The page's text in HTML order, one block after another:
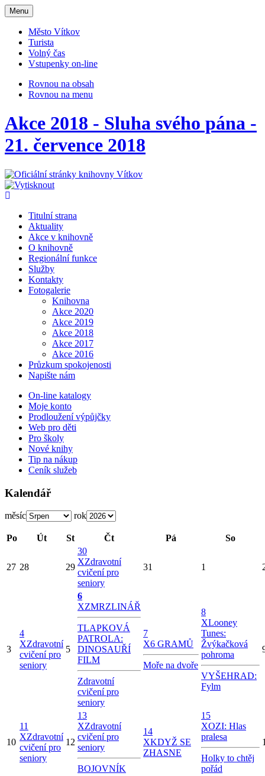
Otevřit
navigaci
Menu
Město Vítkov
Turista
Volný čas
Vstupenky on-line
Rovnou na obsah
Rovnou na menu
Akce 2018 - Sluha svého pána -
21. července 2018
Titulní strana
Aktuality
Akce v knihovně
O knihovně
Regionální funkce
Služby
Kontakty
Fotogalerie
Knihovna
Akce 2020
Akce 2019
Akce 2018
Akce 2017
Akce 2016
Průzkum spokojenosti
Napište nám
On-line katalogy
Moje konto
Prodloužení výpůjčky
Web pro děti
Pro školy
Nové knihy
Tip na nákup
Ceník služeb
Kalendář
měsíc rok
Po Út St Čt Pá So
27 28 29
30
XZdravotní
cvičení pro
seniory
31 1
3
4
XZdravotní
cvičení pro
seniory
5
6
XZMRZLINÁŘ
TLAPKOVÁ
PATROLA:
DINOSAUŘÍ
FILM
Zdravotní
cvičení pro
seniory
7
X6 GRAMŮ
Moře na dvoře
8
XLooney
Tunes:
Žvýkačková
pohroma
VYŠEHRAD:
Fylm
10
11
XZdravotní
cvičení pro
seniory
12
13
XZdravotní
cvičení pro
seniory
BOJOVNÍK
14
XKDYŽ SE
ZHASNE
15
XOZI: Hlas
pralesa
Holky to chtěj
pořád